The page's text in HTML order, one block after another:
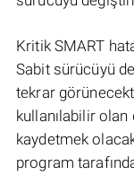
Kritik SMART
Sabit sürücüyü
tekrar
kullanılabilir
kaydetmek
program